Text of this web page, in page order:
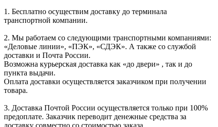
1. Бесплатно осуществим доставку до терминала
транспортной компании.
2. Мы работаем со следующими транспортными компаниями:
«Деловые линии», «ПЭК», «СДЭК». А также со службой
доставки и Почта России.
Возможна курьерская доставка как «до двери» , так и до
пункта выдачи.
Оплата доставки осуществляется заказчиком при получении
товара.
3. Доставка Почтой России осуществляется только при 100%
предоплате. Заказчик переводит денежные средства за
доставку совместно со стоимостью заказа.